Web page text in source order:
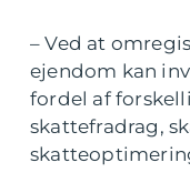
– Ved at
ejendom kan
fordel af
skattefradrag,